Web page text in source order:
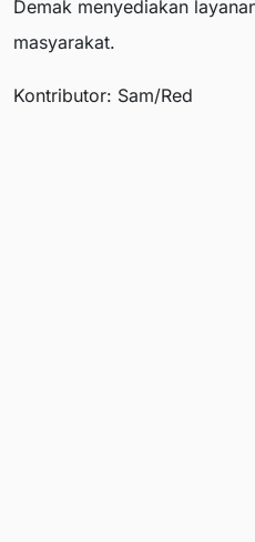
Demak menyediakan
masyarakat.
Kontributor: Sam/Red